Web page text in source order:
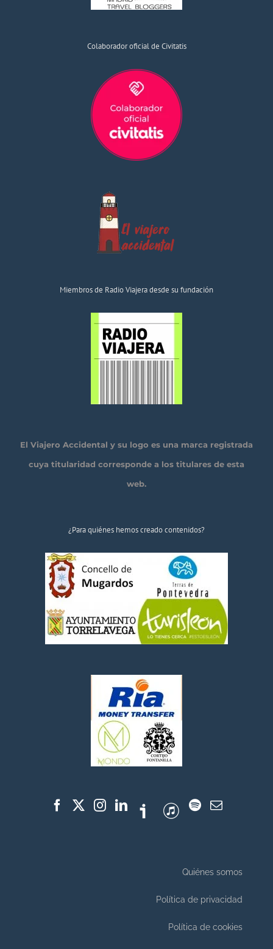
Colaborador oficial de Civitatis
Miembros de Radio Viajera desde su fundación
El Viajero Accidental y su logo es una marca registrada
cuya titularidad corresponde a los titulares de esta
web.
¿Para quiénes hemos creado contenidos?
Quiénes somos
Política de privacidad
Política de cookies